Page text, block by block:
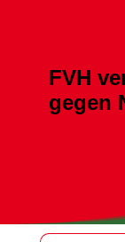
FVH
gegen